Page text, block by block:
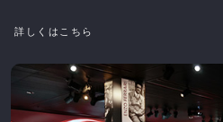
詳しくはこちら